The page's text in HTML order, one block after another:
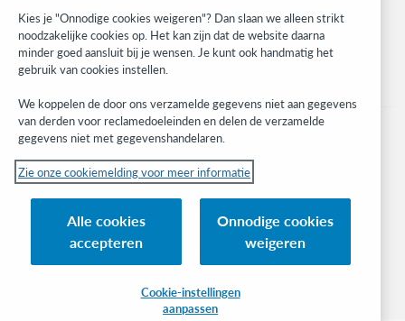
Get the latest product updates, research, events, and much more—
right to your inbox.
Subscribe now
© 2023 OCLC
Inc. en buitenlandse filialen
Cookiemelding Lijst met cookies en cookie-instellingen Privacybeleid
Kies je "Onnodige cookies weigeren"? Dan slaan we alleen strikt
noodzakelijke cookies op. Het kan zijn dat de website daarna
minder goed aansluit bij je wensen. Je kunt ook handmatig het
gebruik van cookies instellen.
We koppelen de door ons verzamelde gegevens niet aan gegevens
van derden voor reclamedoeleinden en delen de verzamelde
gegevens niet met gegevenshandelaren.
Zie onze cookiemelding voor meer informatie
Alle cookies
accepteren
Onnodige cookies
weigeren
Cookie-instellingen
aanpassen